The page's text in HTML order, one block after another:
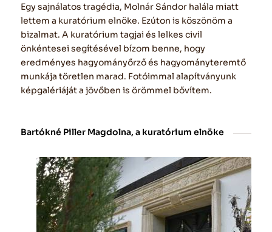
Egy sajnálatos tragédia, Molnár Sándor halála miatt
lettem a kuratórium elnöke. Ezúton is köszönöm a
bizalmat. A kuratórium tagjai és lelkes civil
önkéntesei segítésével bízom benne, hogy
eredményes hagyományőrző és hagyományteremtő
munkája töretlen marad. Fotóimmal alapítványunk
képgalériáját a jövőben is örömmel bővítem.
Bartókné Piller Magdolna, a kuratórium elnöke